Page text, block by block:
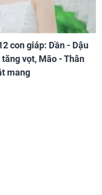
con giáp: Dần - Dậu
vọt, Mão - Thân
mang